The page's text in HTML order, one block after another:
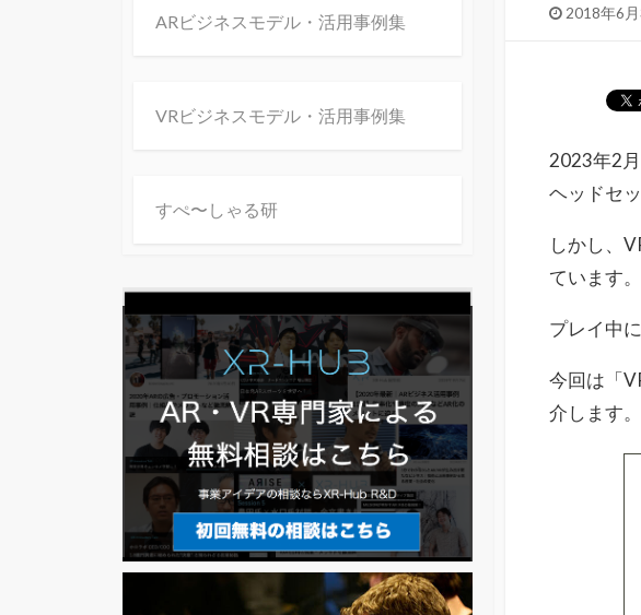
2018年6
2023年2
ヘッドセ
しかし、
ています。
プレイ中
今回は「
介します。
ARビジネスモデル・活用事例集
VRビジネスモデル・活用事例集
すぺ〜しゃる研